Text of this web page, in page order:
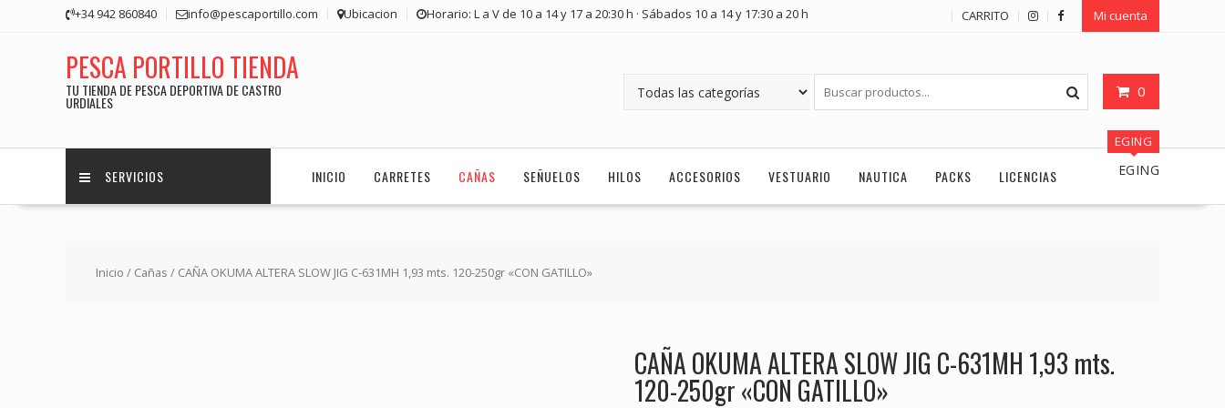
+34 942 860840 info@pescaportillo.com Ubicacion Horario: L a V de 10 a 14 y 17 a 20:30 h · Sábados 10 a 14 y 17:30 a 20 h CARRITO Mi cuenta
PESCA PORTILLO TIENDA
TU TIENDA DE PESCA DEPORTIVA DE CASTRO
URDIALES
0
SERVICIOS INICIO CARRETES CAÑAS SEÑUELOS HILOS ACCESORIOS VESTUARIO NAUTICA PACKS LICENCIAS
EGING
EGING
Inicio / Cañas / CAÑA OKUMA ALTERA SLOW JIG C-631MH 1,93 mts. 120-250gr «CON GATILLO»
CAÑA OKUMA ALTERA SLOW JIG C-631MH 1,93 mts.
120-250gr «CON GATILLO»